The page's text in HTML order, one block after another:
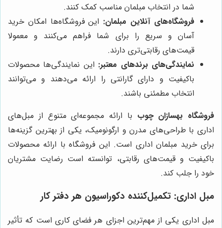
شما در انتخاب مبلمان مناسب کمک کنند.
فروشگاه‌های آنلاین مبلمان: این فروشگاه‌ها امکان خرید
آسان و سریع را برای شما فراهم می‌کنند و معمولا
قیمت‌های رقابتی‌تری دارند.
نمایندگی‌های برندهای معتبر: این نمایندگی‌ها محصولات
باکیفیت و دارای گارانتی را ارائه می‌دهند و می‌توانند
انتخاب مطمئنی باشند.
فروشگاه بهسازان چوب با ارائه مجموعه‌ای متنوع از مبل‌های
اداری با طراحی‌های مدرن و ارگونومیک، یکی از بهترین گزینه‌ها
برای خرید مبلمان اداری است. این فروشگاه با ارائه محصولات
باکیفیت و قیمت‌های رقابتی، توانسته است رضایت مشتریان
خود را جلب کند.
مبل اداری: تکمیل‌کننده دکوراسیون هر دفتر کار
مبل اداری یکی از مهم‌ترین اجزای هر فضای کاری است که تأثیر